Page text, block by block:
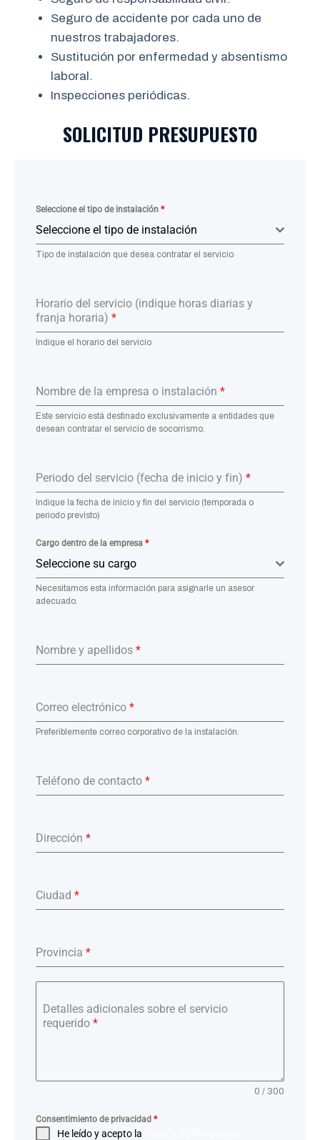
Seguro de accidente por cada uno de
nuestros trabajadores.
Sustitución por enfermedad y absentismo
laboral.
Inspecciones periódicas.
SOLICITUD PRESUPUESTO
Seleccione el tipo de instalación *
Seleccione el tipo de instalación
Tipo de instalación que desea contratar el servicio
Horario del servicio (indique horas diarias y
franja horaria) *
Indique el horario del servicio
Nombre de la empresa o instalación *
Este servicio está destinado exclusivamente a entidades que
desean contratar el servicio de socorrismo.
Periodo del servicio (fecha de inicio y fin) *
Indique la fecha de inicio y fin del servicio (temporada o
periodo previsto)
Cargo dentro de la empresa *
Seleccione su cargo
Necesitamos esta información para asignarle un asesor
adecuado.
Nombre y apellidos *
Correo electrónico *
Preferiblemente correo corporativo de la instalación.
Teléfono de contacto *
Dirección *
Ciudad *
Provincia *
Detalles adicionales sobre el servicio
requerido *
0 / 300
Consentimiento de privacidad *
He leído y acepto la